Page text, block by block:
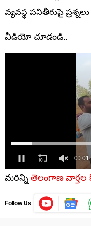
వ్యవస్థ పనితీరుపై
వీడియో చూడండి..
మరిన్ని తెలంగాణ వార్తల
Follow Us